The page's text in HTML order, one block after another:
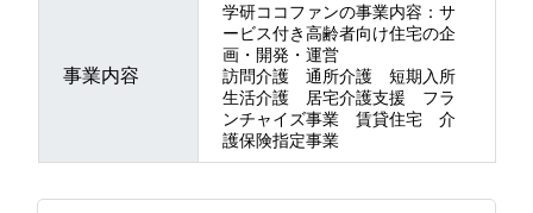
事業内容
学研ココファンの事業内容：サ
ービス付き高齢者向け住宅の企
画・開発・運営
訪問介護 通所介護 短期入所
生活介護 居宅介護支援 フラ
ンチャイズ事業 賃貸住宅 介
護保険指定事業